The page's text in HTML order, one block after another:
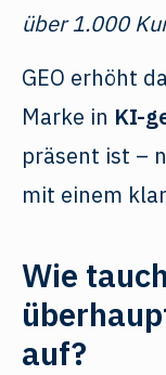
über 1.000
GEO erhöht
Marke in KI-
präsent ist –
mit einem
Wie
auf?